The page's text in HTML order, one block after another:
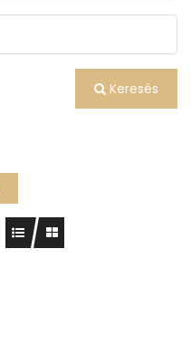
Keresés